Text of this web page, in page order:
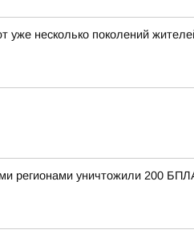
несколько поколений
регионами уничтожили 200